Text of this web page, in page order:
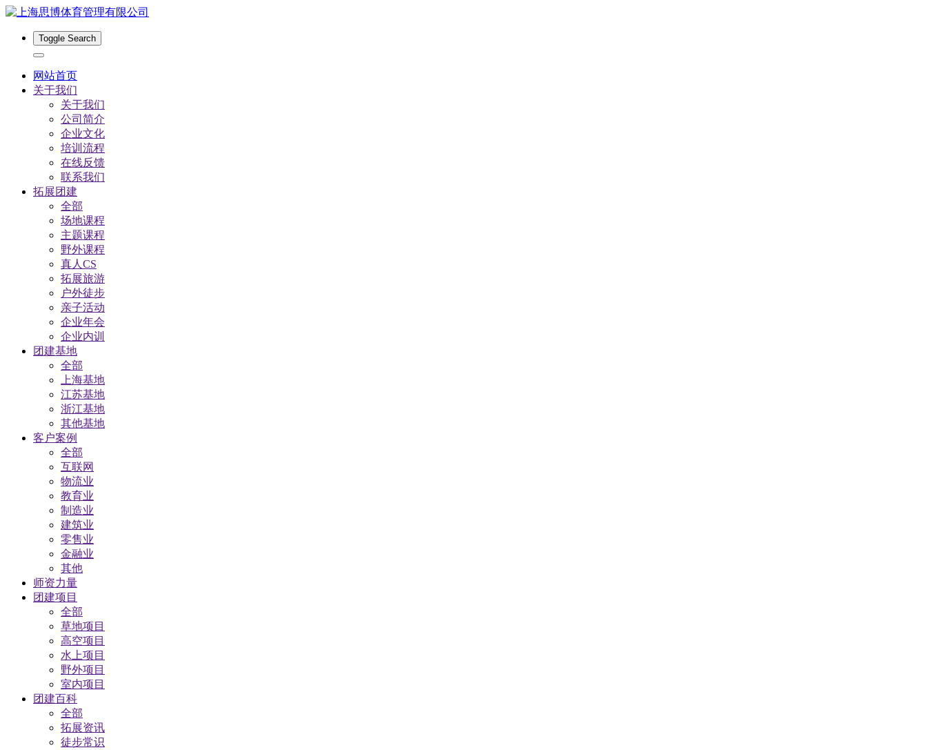
Toggle Search
网站首页
关于我们
关于我们
公司简介
企业文化
培训流程
在线反馈
联系我们
拓展团建
全部
场地课程
主题课程
野外课程
真人CS
拓展旅游
户外徒步
亲子活动
企业年会
企业内训
团建基地
全部
上海基地
江苏基地
浙江基地
其他基地
客户案例
全部
互联网
物流业
教育业
制造业
建筑业
零售业
金融业
其他
师资力量
团建项目
全部
草地项目
高空项目
水上项目
野外项目
室内项目
团建百科
全部
拓展资讯
徒步常识